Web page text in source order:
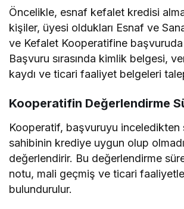
Öncelikle, esnaf kefalet kredisi
kişiler, üyesi oldukları Esnaf ve
ve Kefalet Kooperatifine başvuruda
Başvuru sırasında kimlik belgesi,
kaydı ve ticari faaliyet belgeleri
Kooperatifin Değerlendirme
Kooperatif, başvuruyu inceledikten
sahibinin krediye uygun olup
değerlendirir. Bu değerlendirme
notu, mali geçmiş ve ticari
bulundurulur.